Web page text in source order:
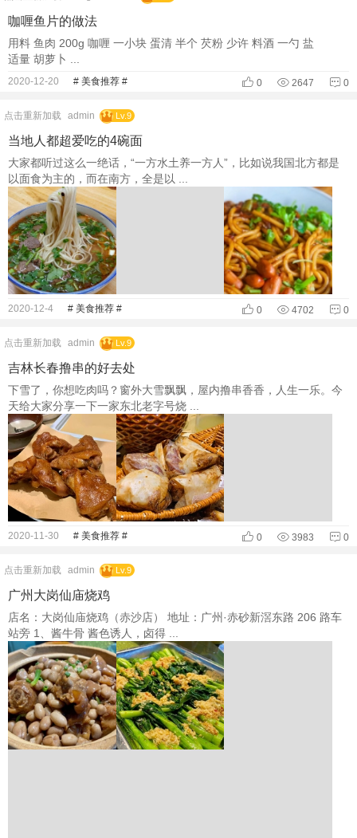
咖喱鱼片的做法
用料 鱼肉 200g 咖喱 一小块 蛋清 半个 芡粉 少许 料酒 一勺 盐
适量 胡萝卜 ...
2020-12-20 # 美食推荐 # 0 2647 0
点击重新加载 admin Lv.9
当地人都超爱吃的4碗面
大家都听过这么一绝话，“一方水土养一方人”，比如说我国北方都是
以面食为主的，而在南方，全是以 ...
2020-12-4 # 美食推荐 # 0 4702 0
点击重新加载 admin Lv.9
吉林长春撸串的好去处
下雪了，你想吃肉吗？窗外大雪飘飘，屋内撸串香香，人生一乐。今
天给大家分享一下一家东北老字号烧 ...
2020-11-30 # 美食推荐 # 0 3983 0
点击重新加载 admin Lv.9
广州大岗仙庙烧鸡
店名：大岗仙庙烧鸡（赤沙店） 地址：广州·赤砂新滘东路 206 路车
站旁 1、酱牛骨 酱色诱人，卤得 ...